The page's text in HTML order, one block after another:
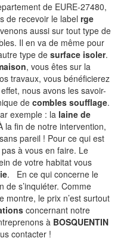
de EURE-27480,
de recevoir le label rge
aussi sur tout type de
Il en va de même pour
type de surface isoler.
, vous êtes sur la
travaux, vous bénéficierez
nous avons les savoir-
de combles soufflage.
exemple : la laine de
la fin de notre intervention,
sans pareil ! Pour ce qui est
à vous en faire. Le
de votre habitat vous
. En ce qui concerne le
de s’inquiéter. Comme
montre, le prix n’est surtout
concernant notre
à BOSQUENTIN
contacter !